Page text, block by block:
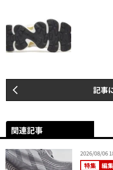
記事
関連記事
2026/08/06
特集 編